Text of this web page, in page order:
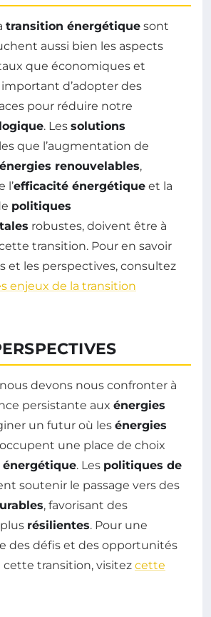
transition énergétique sont
aussi bien les aspects
que économiques et
d’adopter des
pour réduire notre
. Les solutions
que l’augmentation de
énergies renouvelables,
l’efficacité énergétique et la
politiques
robustes, doivent être à
transition. Pour en savoir
et les perspectives, consultez
enjeux de la transition
devons nous confronter à
persistante aux énergies
un futur où les énergies
occupent une place de choix
énergétique. Les politiques de
soutenir le passage vers des
, favorisant des
résilientes. Pour une
des défis et des opportunités
transition, visitez cette